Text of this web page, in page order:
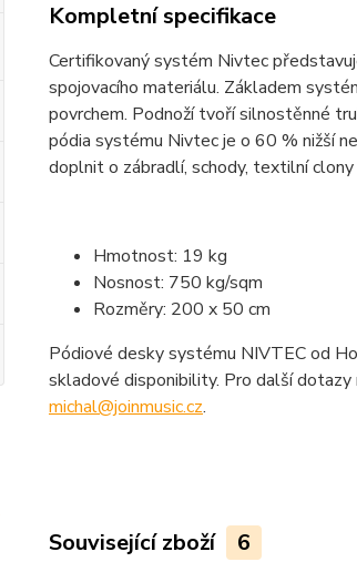
Kompletní specifikace
Certifikovaný systém Nivtec
spojovacího materiálu. Základem
povrchem. Podnoží tvoří silnostěnné
pódia systému Nivtec je o 60 % nižší
doplnit o zábradlí, schody, textilní
Hmotnost: 19 kg
Nosnost: 750 kg/sqm
Rozměry: 200 x 50 cm
Pódiové desky systému NIVTEC od
skladové disponibility. Pro další
michal@joinmusic.cz.
Související zboží 6